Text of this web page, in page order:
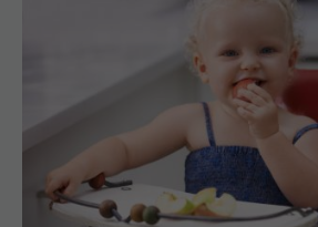
Primele 1.000 de zile ar putea
creierului pentru întreaga viață